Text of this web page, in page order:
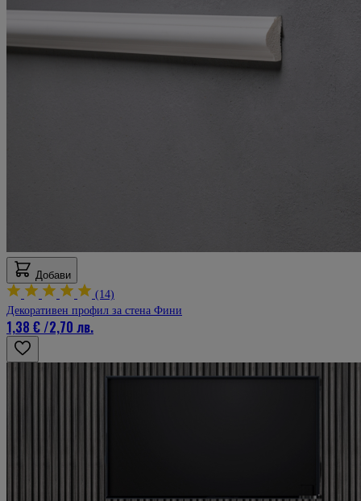
Добави
(14)
Декоративен профил за стена Фини
1,38 €/2,70 лв.